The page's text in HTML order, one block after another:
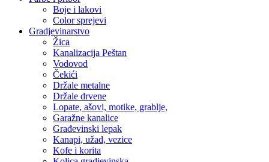
Boje i lakovi
Color sprejevi
Gradjevinarstvo
Žica
Kanalizacija Peštan
Vodovod
Čekići
Držale metalne
Držale drvene
Lopate, ašovi, motike, grablje,
Garažne kanalice
Građevinski lepak
Kanapi, užad, vezice
Kofe i korita